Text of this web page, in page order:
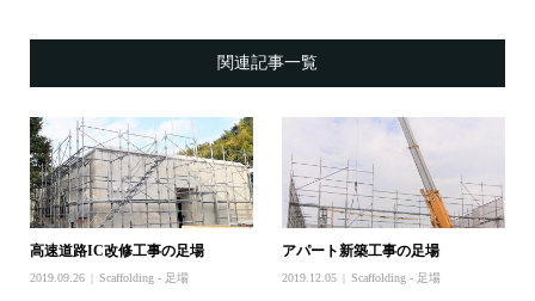
関連記事一覧
高速道路IC改修工事の足場
2019.09.26 Scaffolding - 足場
アパート新築工事の足場
2019.12.05 Scaffolding - 足場